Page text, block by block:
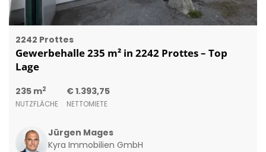
2242 Prottes
Gewerbehalle 235 m² in 2242 Prottes – Top
Lage
235 m2
NUTZFLÄCHE
€ 1.393,75
NETTOMIETE
Jürgen Mages
Kyra Immobilien GmbH